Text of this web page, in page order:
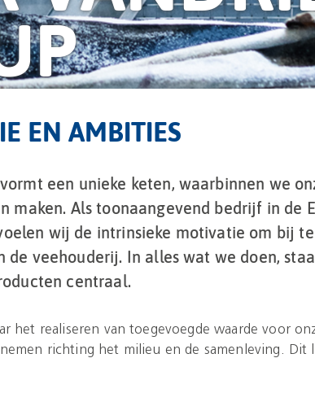
EN AMBITIES
een unieke keten, waarbinnen we
maken. Als toonaangevend bedrijf in de
wij de intrinsieke motivatie om bij
de veehouderij. In alles wat we doen,
centraal.
het realiseren van toegevoegde waarde voor
richting het milieu en de samenleving. Dit